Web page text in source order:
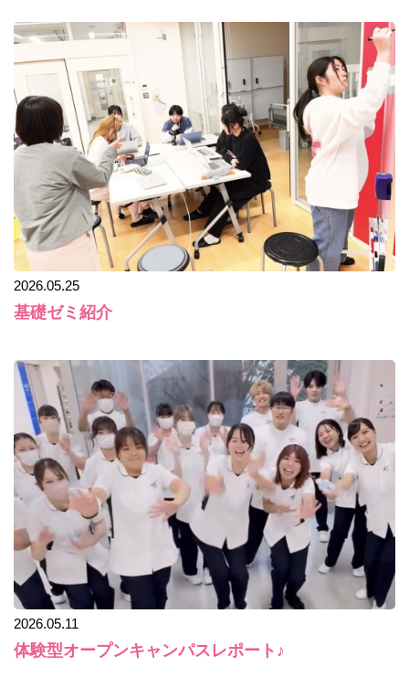
2026.05.25
基礎ゼミ紹介
2026.05.11
体験型オープンキャンパスレポート♪